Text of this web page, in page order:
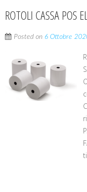
ROTOLI CASSA POS
Posted on 6 Ottobre